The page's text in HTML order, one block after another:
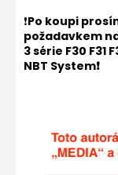
❗Po koupi
požadavkem
3 série F30 F31
NBT System❗